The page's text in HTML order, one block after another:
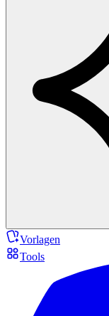
Vorlagen
Tools